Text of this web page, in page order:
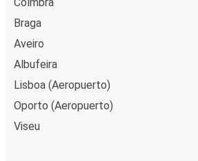
Braga
Aveiro
Albufeira
Lisboa (Aeropuerto)
Oporto (Aeropuerto)
Viseu